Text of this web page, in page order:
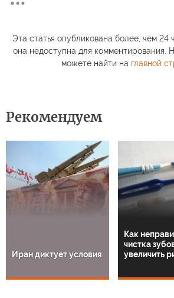
Эта статья опубликована более, чем 24
она недоступна для комментирования.
можете найти на главной
Рекомендуем
Иран диктует условия
Как
чистка
увеличить